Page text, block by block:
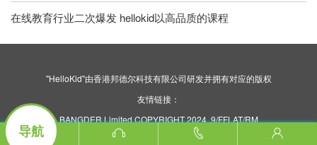
在线教育行业二次爆发 hellokid以高品质的课程
"HelloKid"由香港邦德尔科技有限公司研发并拥有对应的版权
友情链接：
BANGDER Limited COPYRIGHT 2024. 9/FFLAT/RM
ASILVERCORP INTERNATIONAL TOWER707-713
导航